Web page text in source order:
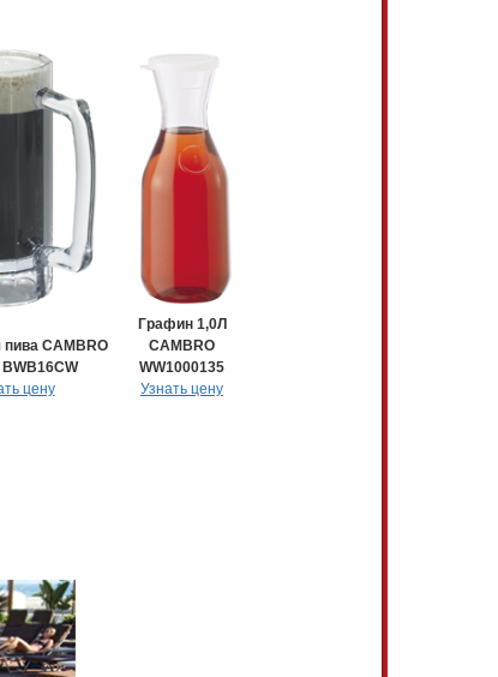
пива CAMBRO
цену
Графин 1,0Л
CAMBRO
WW1000135
Узнать цену